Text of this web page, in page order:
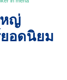
หญ่
อดนิยม